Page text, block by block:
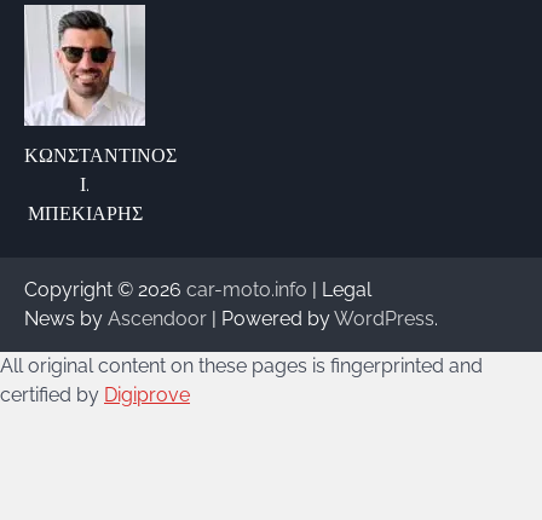
ΚΩΝΣΤΑΝΤΙΝΟΣ
Ι.
ΜΠΕΚΙΑΡΗΣ
Copyright © 2026 car-moto.info | Legal
News by Ascendoor | Powered byWordPress.
All original content on these pages is fingerprinted and
certified by Digiprove